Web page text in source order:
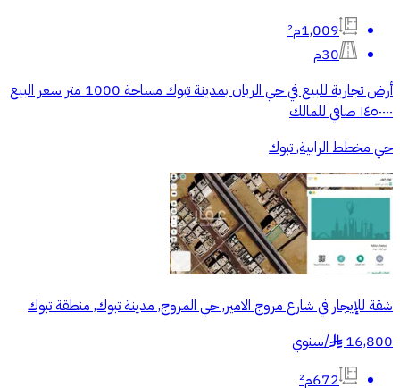
1,009م²
30م
أرض تجارية للبيع في حي الريان بمدينة تبوك مساحة 1000 متر سعر البيع
١٤٥٠٠٠٠ صافي للمالك
حي مخطط الرابية, تبوك
شقة للإيجار في شارع مروج الامير, حي المروج, مدينة تبوك, منطقة تبوك
16,800
§
/سنوي
672م²